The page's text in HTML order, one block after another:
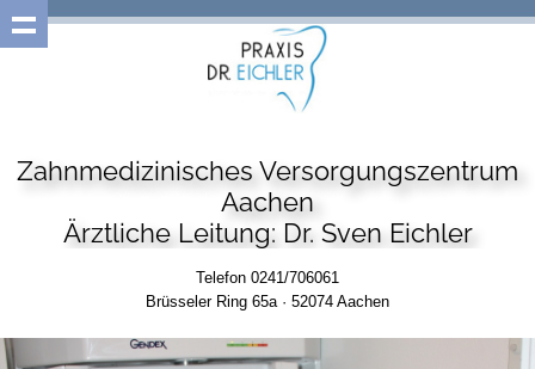
Zahnmedizinisches Versorgungszentrum
Aachen
Ärztliche Leitung: Dr. Sven Eichler
Telefon 0241/706061
Brüsseler Ring 65a · 52074 Aachen